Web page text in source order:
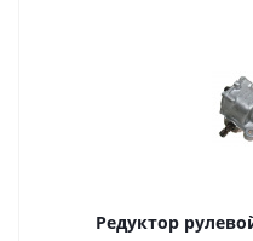
Редуктор